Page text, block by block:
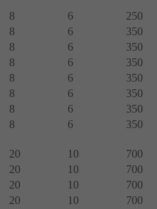
8 6 250
8 6 350
8 6 350
8 6 350
8 6 350
8 6 350
8 6 350
8 6 350
20 10 700
20 10 700
20 10 700
20 10 700